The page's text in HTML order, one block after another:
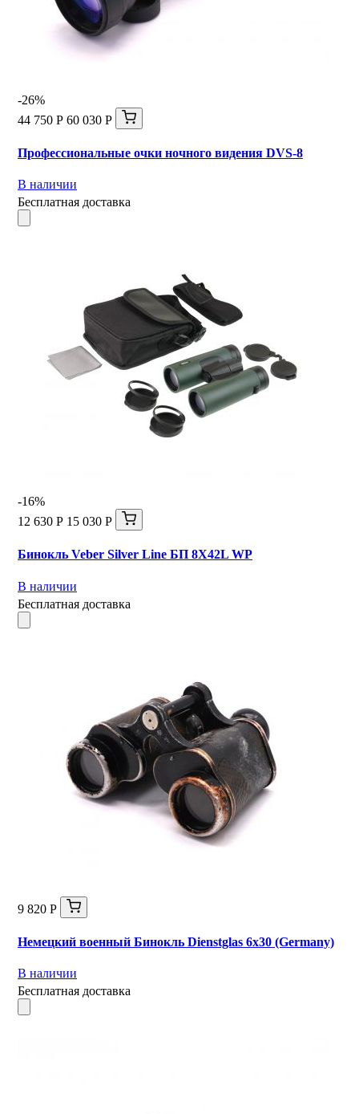
-26%
44 750 Р 60 030 Р
Профессиональные очки ночного видения DVS-8
В наличии
Бесплатная доставка
-16%
12 630 Р 15 030 Р
Бинокль Veber Silver Line БП 8X42L WP
В наличии
Бесплатная доставка
9 820 Р
Немецкий военный Бинокль Dienstglas 6x30 (Germany)
В наличии
Бесплатная доставка